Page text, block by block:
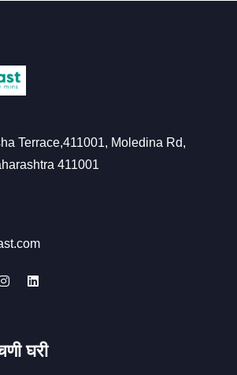
Terrace,411001, Moledina Rd,
411001
घरी